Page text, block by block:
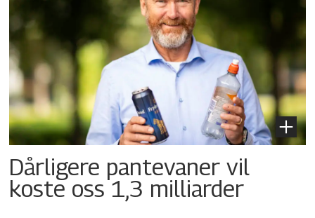
Dårligere pantevaner vil
koste oss 1,3 milliarder